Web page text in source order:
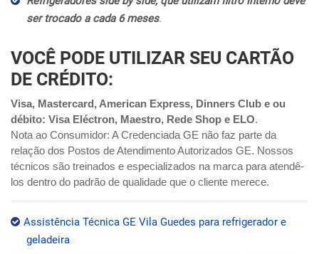
ser trocado a cada 6 meses.
VOCÊ PODE UTILIZAR SEU CARTÃO
DE CRÉDITO:
Visa, Mastercard, American Express, Dinners Club e ou
débito: Visa Eléctron, Maestro, Rede Shop e ELO.
Nota ao Consumidor: A Credenciada GE não faz parte da
relação dos Postos de Atendimento Autorizados GE. Nossos
técnicos são treinados e especializados na marca para atendê-
los dentro do padrão de qualidade que o cliente merece.
Assistência Técnica GE Vila Guedes para refrigerador e
geladeira